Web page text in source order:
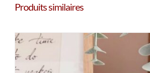
Produits similaires